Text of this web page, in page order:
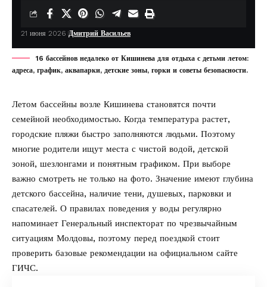
21 июня 2026 Дмитрий Васильев
16 бассейнов недалеко от Кишинева для отдыха с детьми летом:
адреса, график, аквапарки, детские зоны, горки и советы безопасности.
Летом бассейны возле Кишинева становятся почти
семейной необходимостью. Когда температура растет,
городские пляжи быстро заполняются людьми. Поэтому
многие родители ищут места с чистой водой, детской
зоной, шезлонгами и понятным графиком. При выборе
важно смотреть не только на фото. Значение имеют глубина
детского бассейна, наличие тени, душевых, парковки и
спасателей. О правилах поведения у воды регулярно
напоминает Генеральный инспекторат по чрезвычайным
ситуациям Молдовы, поэтому перед поездкой стоит
проверить базовые рекомендации на официальном сайте
ГИЧС.